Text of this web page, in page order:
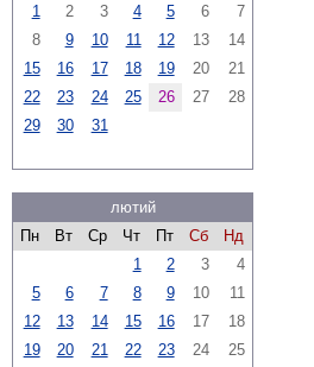
1
2 3 4 5 6
7
8
9 10 11 12 13
14
15
16 17 18 19 20
21
22
23 24 25 26 27
28
29
30 31
лютий
Пн
Вт Ср Чт Пт Сб
Нд
1
2 3
4
5
6 7 8 9 10
11
12
13 14 15 16 17
18
19
20 21 22 23 24
25